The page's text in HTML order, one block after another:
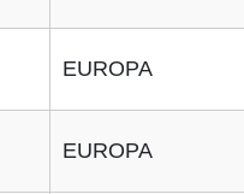
EUROPA
EUROPA